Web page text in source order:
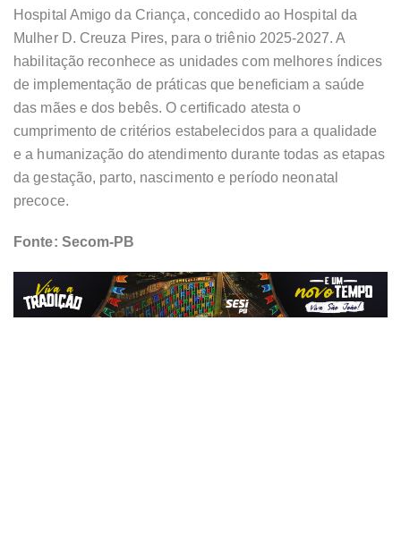
Hospital Amigo da Criança, concedido ao Hospital da
Mulher D. Creuza Pires, para o triênio 2025-2027. A
habilitação reconhece as unidades com melhores índices
de implementação de práticas que beneficiam a saúde
das mães e dos bebês. O certificado atesta o
cumprimento de critérios estabelecidos para a qualidade
e a humanização do atendimento durante todas as etapas
da gestação, parto, nascimento e período neonatal
precoce.
Fonte: Secom-PB